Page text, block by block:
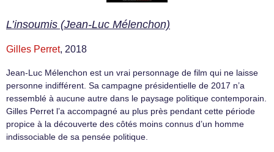
L’insoumis (Jean-Luc Mélenchon)
Gilles Perret, 2018
Jean-Luc Mélenchon est un vrai personnage de film qui ne laisse
personne indifférent. Sa campagne présidentielle de 2017 n’a
ressemblé à aucune autre dans le paysage politique contemporain.
Gilles Perret l’a accompagné au plus près pendant cette période
propice à la découverte des côtés moins connus d’un homme
indissociable de sa pensée politique.